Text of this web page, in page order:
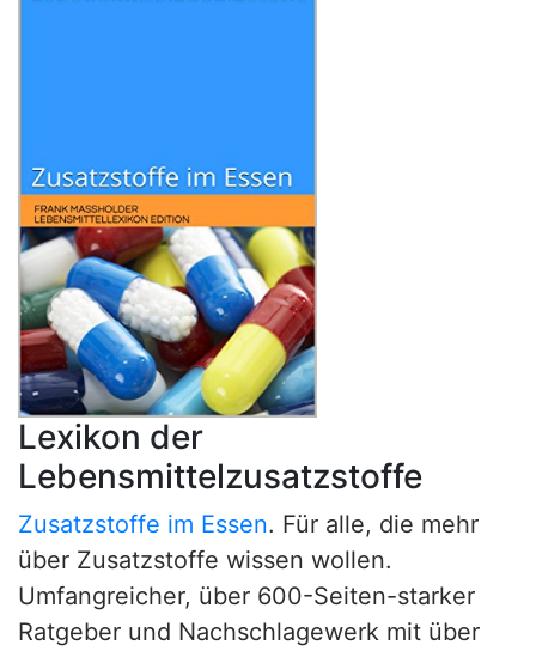
Lexikon der
Lebensmittelzusatzstoffe
Zusatzstoffe im Essen. Für alle, die mehr
über Zusatzstoffe wissen wollen.
Umfangreicher, über 600-Seiten-starker
Ratgeber und Nachschlagewerk mit über